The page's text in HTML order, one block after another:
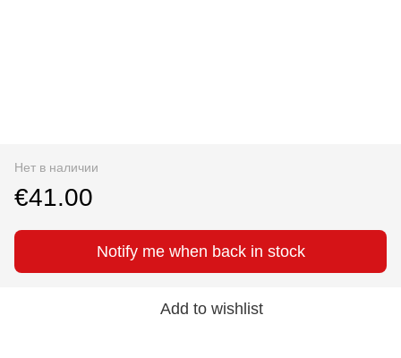
Нет в наличии
€41.00
Notify me when back in stock
Add to wishlist